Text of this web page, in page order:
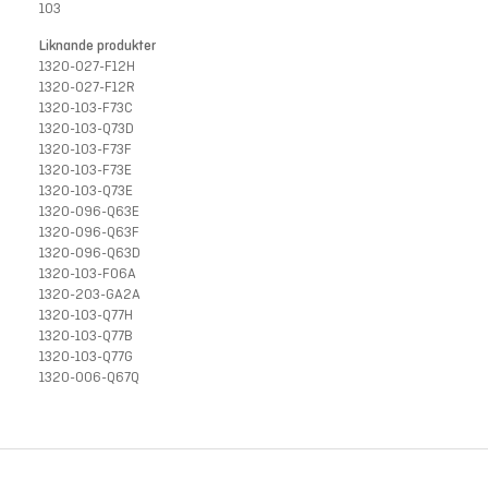
103
Liknande produkter
1320-027-F12H
1320-027-F12R
1320-103-F73C
1320-103-Q73D
1320-103-F73F
1320-103-F73E
1320-103-Q73E
1320-096-Q63E
1320-096-Q63F
1320-096-Q63D
1320-103-F06A
1320-203-GA2A
1320-103-Q77H
1320-103-Q77B
1320-103-Q77G
1320-006-Q67Q